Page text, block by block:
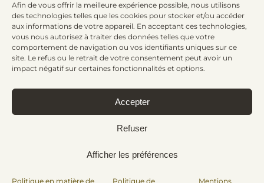
Afin de vous offrir la meilleure expérience possible, nous utilisons
des technologies telles que les cookies pour stocker et/ou accéder
aux informations de votre appareil. En acceptant ces technologies,
vous nous autorisez à traiter des données telles que votre
comportement de navigation ou vos identifiants uniques sur ce
site. Le refus ou le retrait de votre consentement peut avoir un
impact négatif sur certaines fonctionnalités et options.
Accepter
Refuser
Afficher les préférences
Politique en matière de Politique de Mentions
Des questions ? Consultez notre Foire aux questions.
Mentions légales
Politique de confidentialité
Conditions générales
Politique en matière de cookies
© 2025 Gemma Fernández. Tous droits réservés | Réalisé avec
parBluefish